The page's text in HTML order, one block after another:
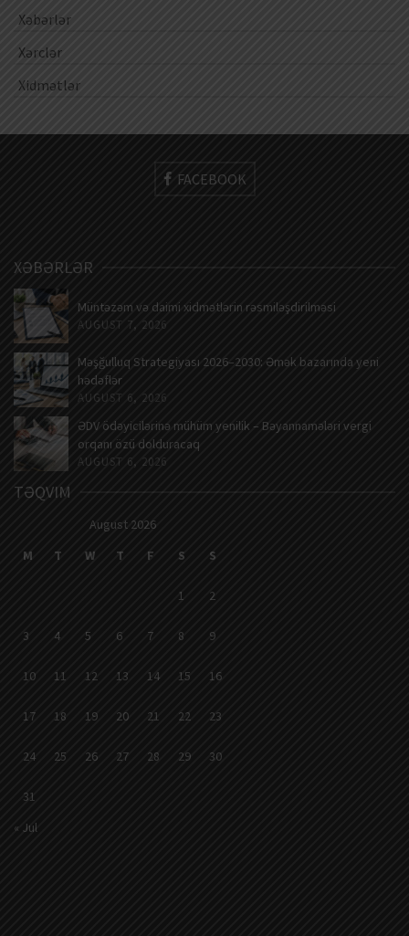
Xəbərlər
Xərclər
Xidmətlər
FACEBOOK
XƏBƏRLƏR
Müntəzəm və daimi xidmətlərin rəsmiləşdirilməsi
AUGUST 7, 2026
Məşğulluq Strategiyası 2026–2030: Əmək bazarında yeni
hədəflər
AUGUST 6, 2026
ƏDV ödəyicilərinə mühüm yenilik – Bəyannamələri vergi
orqanı özü dolduracaq
AUGUST 6, 2026
TƏQVIM
August 2026
M
T W T F S S
1 2
3 4 5 6 7 8 9
10 11 12 13 14 15 16
17 18 19 20 21 22 23
24 25 26 27 28 29 30
31
« Jul